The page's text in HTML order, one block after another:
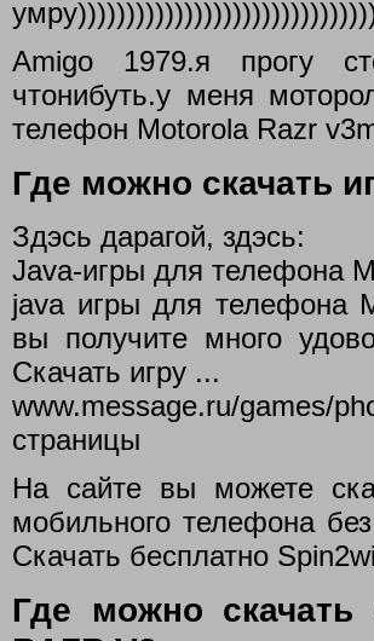
Amigo 1979.я прогу
чтонибуть.у меня
телефон Motorola Razr
Где можно скачать
Здэсь дарагой, здэсь:
Java-игры для телефона
java игры для телефона
вы получите много
Скачать игру ...
www.message.ru/games/
страницы
На сайте вы можете
мобильного телефона
Скачать бесплатно
Где можно